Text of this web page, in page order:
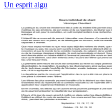
Un esprit aigu